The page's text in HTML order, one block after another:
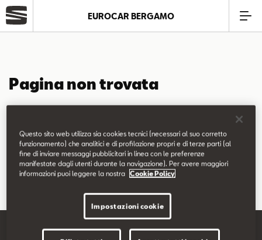
Modelli
Service
SEAT Usato Certificato
EUROCAR BERGAMO
Pagina non trovata
Puoi continuare a esplorare il sito usando il menù di navigazione
qui sopra.
Questo sito web utilizza sia cookies tecnici (necessari al suo corretto
funzionamento) che analitici e di profilazione propri e di terze parti (al
fine di inviare messaggi pubblicitari in linea con le preferenze
manifestate dagli utenti durante la navigazione). Per avere maggiori
informazioni puoi leggere la nostra
Cookie Policy
Impostazioni cookie